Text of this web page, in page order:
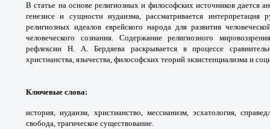
В статье на основе религиозных и философских источников дается
генезисе и сущности иудаизма, рассматривается
религиозных идеалов еврейского народа для развития
человеческого сознания. Содержание религиозного
рефлексии Н. А. Бердяева раскрывается в процессе
христианства, язычества, философских теорий экзистенциализма и
Ключевые слова:
история, иудаизм, христианство, мессианизм, эсхатология,
свобода, трагическое существование.